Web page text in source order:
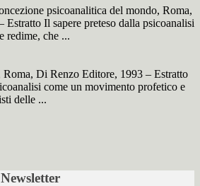
psicoanalitica del mondo, Roma,
Il sapere preteso dalla psicoanalisi
redime, che ...
Di Renzo Editore, 1993 – Estratto
come un movimento profetico e
delle ...